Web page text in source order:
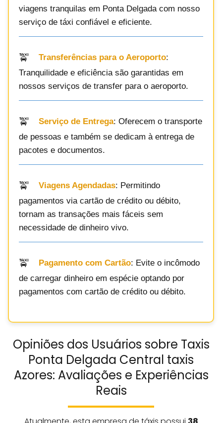
viagens tranquilas em Ponta Delgada com nosso
serviço de táxi confiável e eficiente.
Transferências para o Aeroporto:
Tranquilidade e eficiência são garantidas em
nossos serviços de transfer para o aeroporto.
Serviço de Entrega: Oferecem o transporte
de pessoas e também se dedicam à entrega de
pacotes e documentos.
Viagens Agendadas: Permitindo
pagamentos via cartão de crédito ou débito,
tornam as transações mais fáceis sem
necessidade de dinheiro vivo.
Pagamento com Cartão: Evite o incômodo
de carregar dinheiro em espécie optando por
pagamentos com cartão de crédito ou débito.
Opiniões dos Usuários sobre Taxis
Ponta Delgada Central taxis
Azores: Avaliações e Experiências
Reais